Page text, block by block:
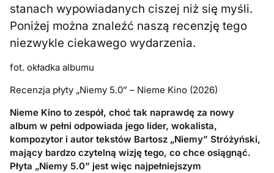
stanach wypowiadanych ciszej niż się myśli.
Poniżej można znaleźć naszą recenzję tego
niezwykle ciekawego wydarzenia.
fot. okładka albumu
Recenzja płyty „Niemy 5.0” – Nieme Kino (2026)
Nieme Kino to zespół, choć tak naprawdę za nowy
album w pełni odpowiada jego lider, wokalista,
kompozytor i autor tekstów Bartosz „Niemy” Stróżyński,
mający bardzo czytelną wizję tego, co chce osiągnąć.
Płyta „Niemy 5.0” jest więc najpełniejszym